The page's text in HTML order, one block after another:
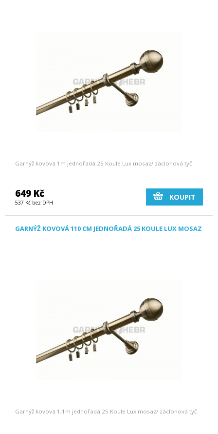
Garnýž kovová 1m jednořadá 25 Koule Lux mosaz/ záclonová tyč
649 Kč
537 Kč bez DPH
KOUPIT
GARNÝŽ KOVOVÁ 110 CM JEDNOŘADÁ 25 KOULE LUX MOSAZ
Garnýž kovová 1,1m jednořadá 25 Koule Lux mosaz/ záclonová tyč